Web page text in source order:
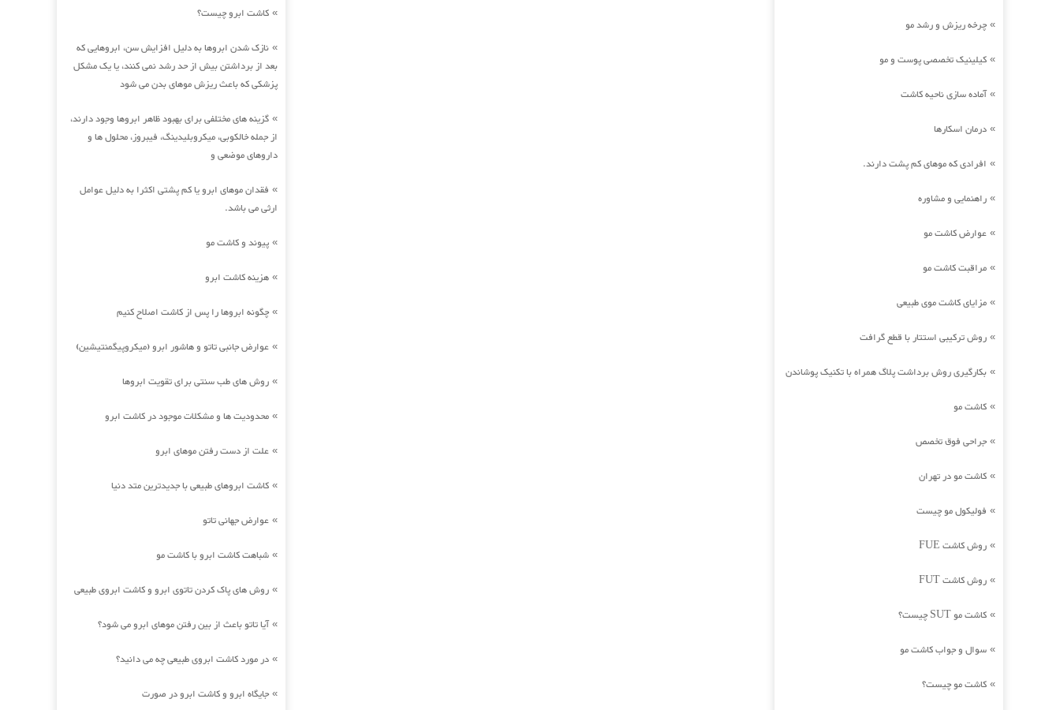
» کاشت ابرو چیست؟
» نازک شدن ابروها به دلیل افزایش سن، ابروهایی که
بعد از برداشتن بیش از حد رشد نمی کنند، یا یک مشکل
پزشکی که باعث ریزش موهای بدن می شود
» گزینه های مختلفی برای بهبود ظاهر ابروها وجود دارند،
از جمله خالکوبی، میکروبلیدینگ، فیبروز، محلول ها و
داروهای موضعی و
» فقدان موهای ابرو یا کم پشتی اکثرا به دلیل عوامل
ارثی می باشد.
» پیوند و کاشت مو
» هزینه کاشت ابرو
» چگونه ابروها را پس از کاشت اصلاح کنیم
» عوارض جانبی تاتو و هاشور ابرو (میکروپیگمنتیشین)
» روش های طب سنتی برای تقویت ابروها
» محدودیت ها و مشکلات موجود در کاشت ابرو
» علت از دست رفتن موهای ابرو
» کاشت ابروهای طبیعی با جدیدترین متد دنیا
» عوارض جهانی تاتو
» شباهت کاشت ابرو با کاشت مو
» روش های پاک کردن تاتوی ابرو و کاشت ابروی طبیعی
»آیا تاتو باعث از بین رفتن موهای ابرو می شود؟
» در مورد کاشت ابروی طبیعی چه می دانید؟
» جایگاه ابرو و کاشت ابرو در صورت
» چرخه ریزش و رشد مو
» کیلینیک تخصصی پوست و مو
»آماده سازی ناحیه کاشت
» درمان اسکارها
» افرادی که موهای کم پشت دارند.
» راهنمایی و مشاوره
» عوارض کاشت مو
» مراقبت کاشت مو
» مزایای کاشت موی طبیعی
» روش ترکیبی استتار با قطع گرافت
» بکارگیری روش برداشت پلاگ همراه با تکنیک پوشاندن
» کاشت مو
» جراحی فوق تخصص
» کاشت مو در تهران
» فولیکول مو چیست
» روش کاشت FUE
» روش کاشت FUT
» کاشت مو SUT چیست؟
» سوال و جواب کاشت مو
» کاشت مو چیست؟